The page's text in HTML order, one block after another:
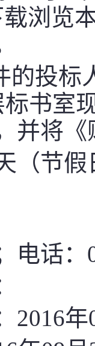
载浏览
的投标
标书室
并将
（节
电话：
2016年